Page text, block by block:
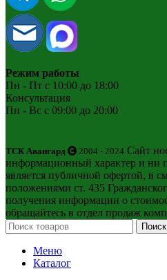
Режим работы
Пн - Пт с 10:00 до 18:00
Консультация
Пн - Вс с 09:00 до 20:00
ТСК Авангард 2004 - 2024 Сайт
информационный характер и ни
является публичной офертой, в
положениями ст. 435
получения информации о
обращайтесь в отдел продаж
Поиск
Меню
Каталог